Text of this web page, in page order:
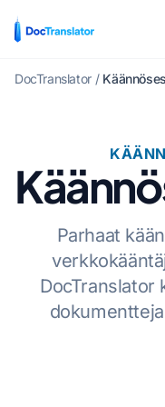
DocTranslator /
Parhaat
DocTranslator